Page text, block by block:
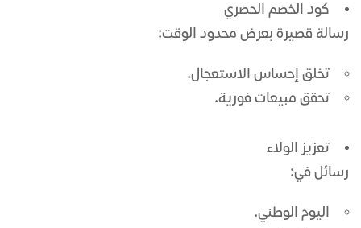
كود الخصم الحصري
رسالة قصيرة بعرض محدود الوقت:
تخلق إحساس الاستعجال.
تحقق مبيعات فورية.
تعزيز الولاء
رسائل في:
اليوم الوطني.